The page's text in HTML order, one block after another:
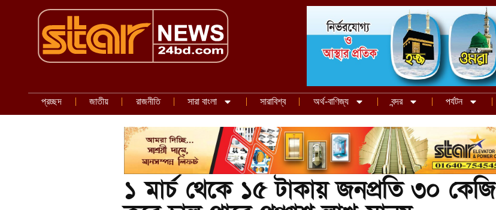
প্রচ্ছদ জাতীয় রাজনীতি সারা বাংলা সারাবিশ্ব অর্থ-বাণিজ্য বন্দর পর্যটন
১ মার্চ থেকে ১৫ টাকায় জনপ্রতি ৩০ কেজি